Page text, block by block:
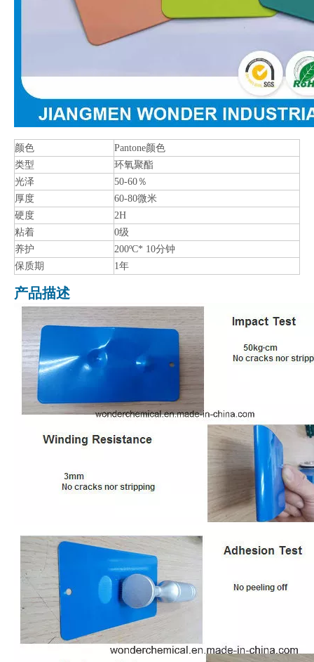
颜色
Pantone颜色
类型
环氧聚酯
光泽
50-60％
厚度
60-80微米
硬度
2H
粘着
0级
养护
200ºC* 10分钟
保质期
1年
产品描述